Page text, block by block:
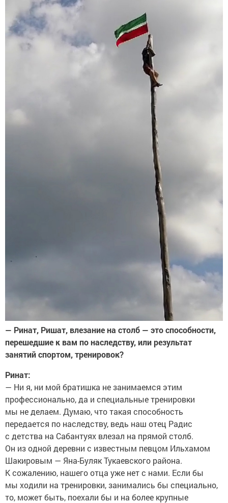
— Ринат, Ришат, влезание на столб — это способности,
перешедшие к вам по наследству, или результат
занятий спортом, тренировок?
Ринат:
— Ни я, ни мой братишка не занимаемся этим
профессионально, да и специальные тренировки
мы не делаем. Думаю, что такая способность
передается по наследству, ведь наш отец Радис
с детства на Сабантуях влезал на прямой столб.
Он из одной деревни с известным певцом Ильхамом
Шакировым — Яна-Буляк Тукаевского района.
К сожалению, нашего отца уже нет с нами. Если бы
мы ходили на тренировки, занимались бы специально,
то, может быть, поехали бы и на более крупные